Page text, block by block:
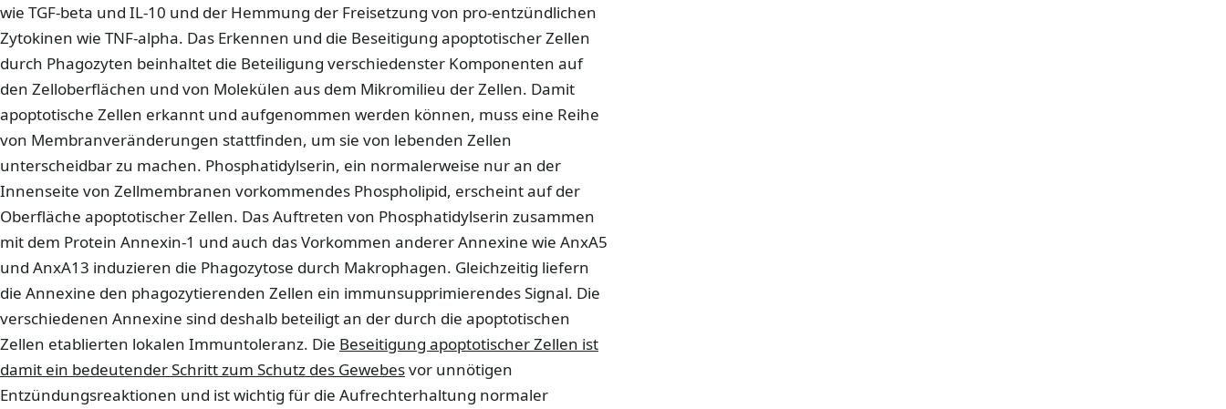
wie TGF-beta und IL-10 und der Hemmung der Freisetzung von pro-entzündlichen
Zytokinen wie TNF-alpha. Das Erkennen und die Beseitigung apoptotischer Zellen
durch Phagozyten beinhaltet die Beteiligung verschiedenster Komponenten auf
den Zelloberflächen und von Molekülen aus dem Mikromilieu der Zellen. Damit
apoptotische Zellen erkannt und aufgenommen werden können, muss eine Reihe
von Membranveränderungen stattfinden, um sie von lebenden Zellen
unterscheidbar zu machen. Phosphatidylserin, ein normalerweise nur an der
Innenseite von Zellmembranen vorkommendes Phospholipid, erscheint auf der
Oberfläche apoptotischer Zellen. Das Auftreten von Phosphatidylserin zusammen
mit dem Protein Annexin-1 und auch das Vorkommen anderer Annexine wie AnxA5
und AnxA13 induzieren die Phagozytose durch Makrophagen. Gleichzeitig liefern
die Annexine den phagozytierenden Zellen ein immunsupprimierendes Signal. Die
verschiedenen Annexine sind deshalb beteiligt an der durch die apoptotischen
Zellen etablierten lokalen Immuntoleranz. Die Beseitigung apoptotischer Zellen ist
damit ein bedeutender Schritt zum Schutz des Gewebesvor unnötigen
Entzündungsreaktionen und ist wichtig für die Aufrechterhaltung normaler